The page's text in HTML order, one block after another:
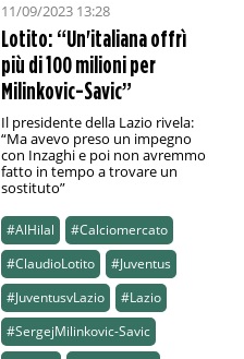
11/09/2023 13:28
Lotito: “Un'italiana offrì
più di 100 milioni per
Milinkovic-Savic”
Il presidente della Lazio rivela:
“Ma avevo preso un impegno
con Inzaghi e poi non avremmo
fatto in tempo a trovare un
sostituto”
#AlHilal
#Calciomercato
#ClaudioLotito
#Juventus
#JuventusvLazio
#Lazio
#SergejMilinkovic-Savic